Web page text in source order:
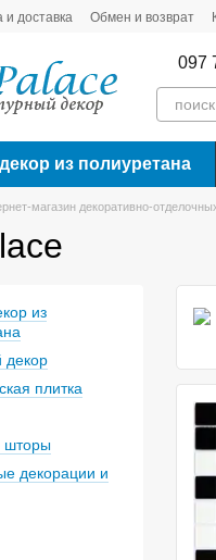
контенту
и доставка Обмен и возврат
097
из полиуретана
магазин декоративно-
из
декор
плитка
шторы
декорации и